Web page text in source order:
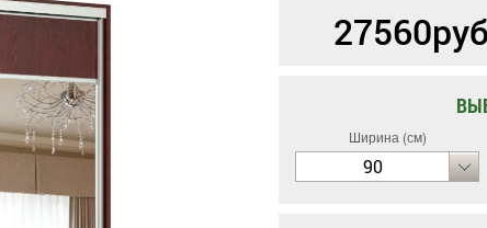
27560
Ширина (см)
90